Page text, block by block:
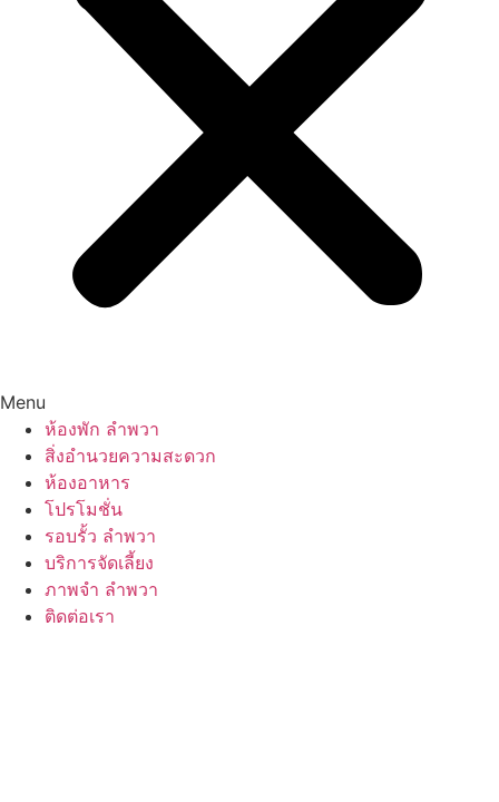
Menu
ห้องพัก ลำพวา
สิ่งอำนวยความสะดวก
ห้องอาหาร
โปรโมชั่น
รอบรั้ว ลำพวา
บริการจัดเลี้ยง
ภาพจำ ลำพวา
ติดต่อเรา